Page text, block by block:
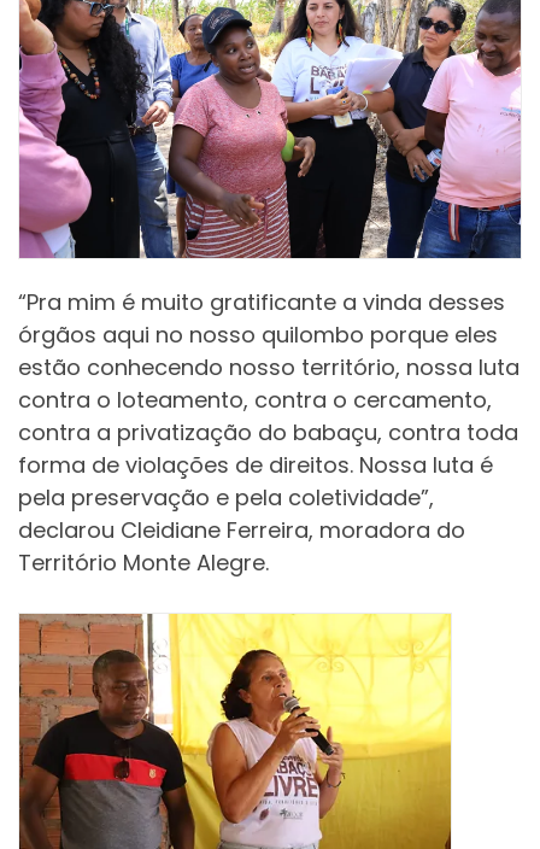
“Pra mim é muito gratificante a vinda desses
órgãos aqui no nosso quilombo porque eles
estão conhecendo nosso território, nossa luta
contra o loteamento, contra o cercamento,
contra a privatização do babaçu, contra toda
forma de violações de direitos. Nossa luta é
pela preservação e pela coletividade”,
declarou Cleidiane Ferreira, moradora do
Território Monte Alegre.